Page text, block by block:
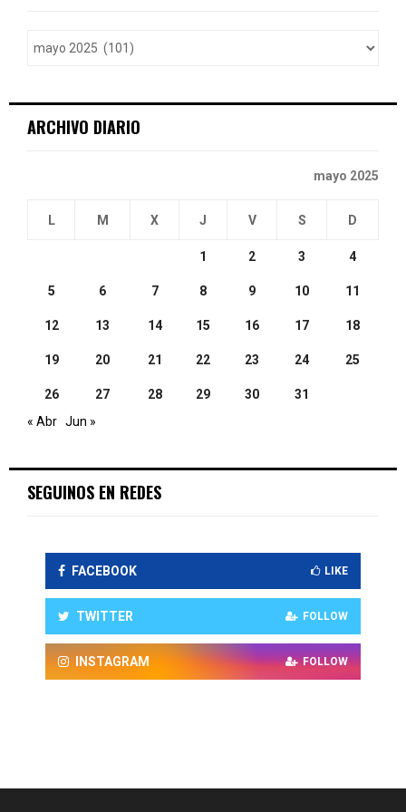
ARCHIVO DIARIO
mayo 2025
L M X J V S D
1 2 3 4
5 6 7 8 9 10 11
12 13 14 15 16 17 18
19 20 21 22 23 24 25
26 27 28 29 30
31
« Abr Jun »
SEGUINOS EN REDES
FACEBOOK LIKE
TWITTER FOLLOW
INSTAGRAM FOLLOW